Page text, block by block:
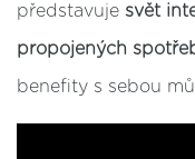
představuje svět
propojených
benefity s sebou